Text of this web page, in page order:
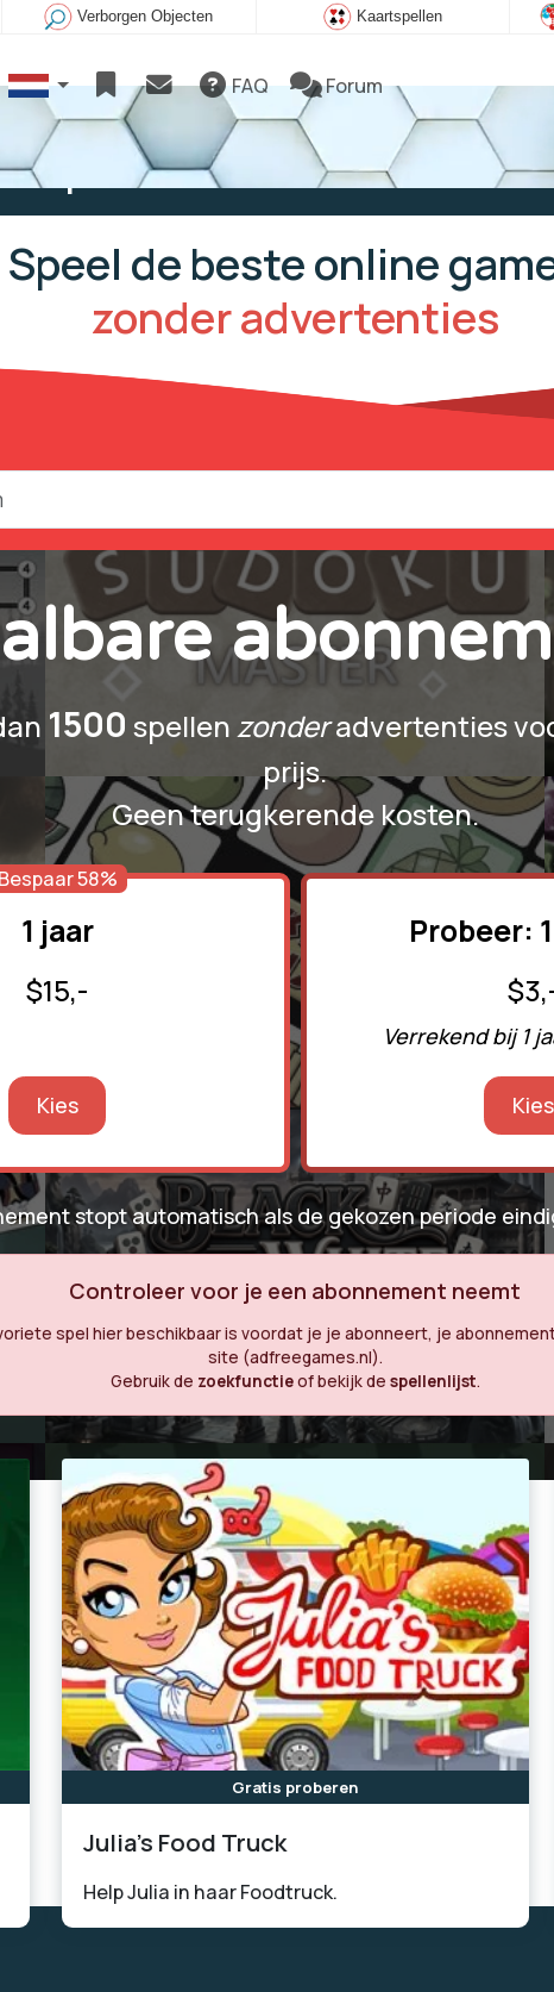
Verborgen Objecten Kaartspellen
FAQ Forum
te spelen
Speel de beste online
zonder advertenties
1500 spellenzonderadvertenties
prijs.
Geen terugkerende kosten.
Bespaar 58%
1 jaar
$15,-
Kies
Probeer:
Verrekend bij 1
Kies
stopt automatisch als de gekozen periode
Controleer voor je een abonnement neemt
spel hier beschikbaar is voordat je je abonneert, je
site (adfreegames.nl).
Gebruik de zoekfunctieof bekijk de spellenlijst.
Gratis proberen
Julia's Food Truck
Help Julia in haar Foodtruck.